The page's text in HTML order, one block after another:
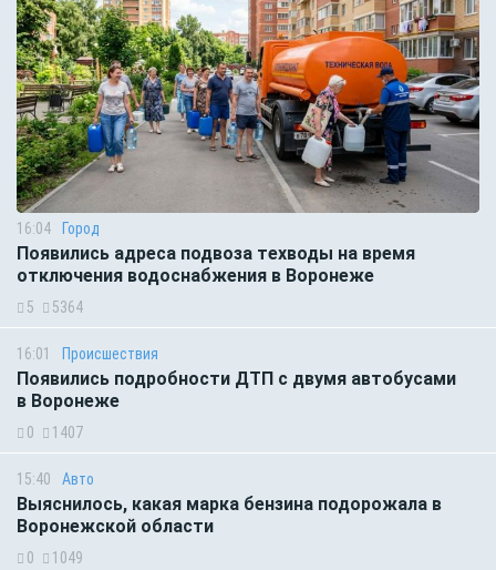
16:04 Город
Появились адреса подвоза техводы на время
отключения водоснабжения в Воронеже
5 5364
16:01 Происшествия
Появились подробности ДТП с двумя автобусами
в Воронеже
0 1407
15:40 Авто
Выяснилось, какая марка бензина подорожала в
Воронежской области
0 1049